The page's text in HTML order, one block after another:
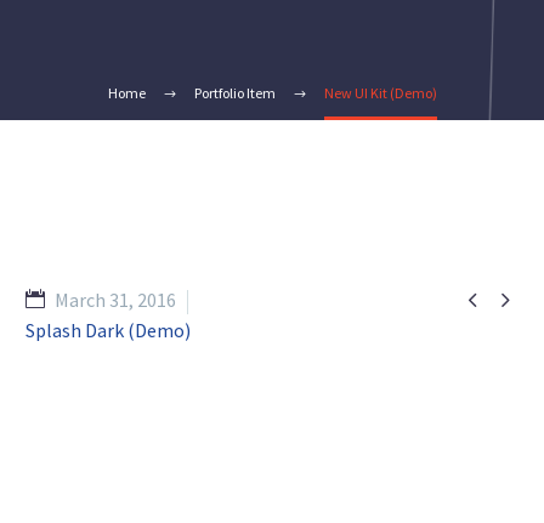
Home Portfolio Item New UI Kit (Demo)
 
March 31, 2016
Splash Dark (Demo)